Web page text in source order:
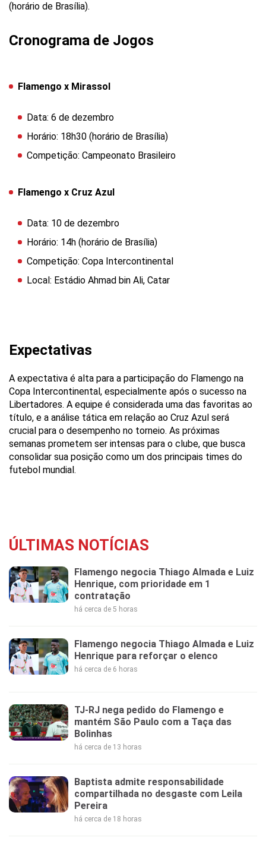
(horário de Brasília).
Cronograma de Jogos
Flamengo x Mirassol
Data: 6 de dezembro
Horário: 18h30 (horário de Brasília)
Competição: Campeonato Brasileiro
Flamengo x Cruz Azul
Data: 10 de dezembro
Horário: 14h (horário de Brasília)
Competição: Copa Intercontinental
Local: Estádio Ahmad bin Ali, Catar
Expectativas
A expectativa é alta para a participação do Flamengo na
Copa Intercontinental, especialmente após o sucesso na
Libertadores. A equipe é considerada uma das favoritas ao
título, e a análise tática em relação ao Cruz Azul será
crucial para o desempenho no torneio. As próximas
semanas prometem ser intensas para o clube, que busca
consolidar sua posição como um dos principais times do
futebol mundial.
ÚLTIMAS NOTÍCIAS
Flamengo negocia Thiago Almada e Luiz
Henrique, com prioridade em 1
contratação
há cerca de 5 horas
Flamengo negocia Thiago Almada e Luiz
Henrique para reforçar o elenco
há cerca de 6 horas
TJ-RJ nega pedido do Flamengo e
mantém São Paulo com a Taça das
Bolinhas
há cerca de 13 horas
Baptista admite responsabilidade
compartilhada no desgaste com Leila
Pereira
há cerca de 18 horas